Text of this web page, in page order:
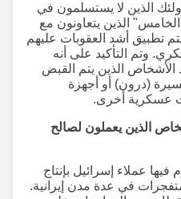
الذين لا يستسلمون في
الذين يتعاونون مع
أشد العقوبات عليهم
وتم التأكيد على أنه
الذين يتم القبض
(درون) أو أجهزة
أخرى.
الذين يعملون لصالح
عملاء إسرائيل بإنتاج
في عدة مدن إيرانية.